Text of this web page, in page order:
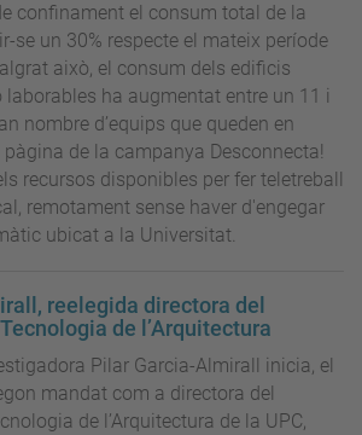
confinament el consum total de la
se un 30% respecte el mateix període
això, el consum dels edificis
laborables ha augmentat entre un 11 i
nombre d’equips que queden en
de la campanya Desconnecta!
recursos disponibles per fer teletreball
remotament sense haver d'engegar
ubicat a la Universitat.
reelegida directora del
de l’Arquitectura
Pilar Garcia-Almirall inicia, el
mandat com a directora del
de l’Arquitectura de la UPC,